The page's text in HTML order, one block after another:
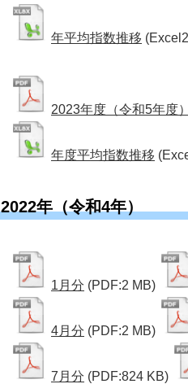
年平均指数推移
2023年度（令和5年度
年度平均指数推移
2022年（令和4年）
1月分 (PDF:2 MB)
4月分 (PDF:2 MB)
7月分 (PDF:824 KB)